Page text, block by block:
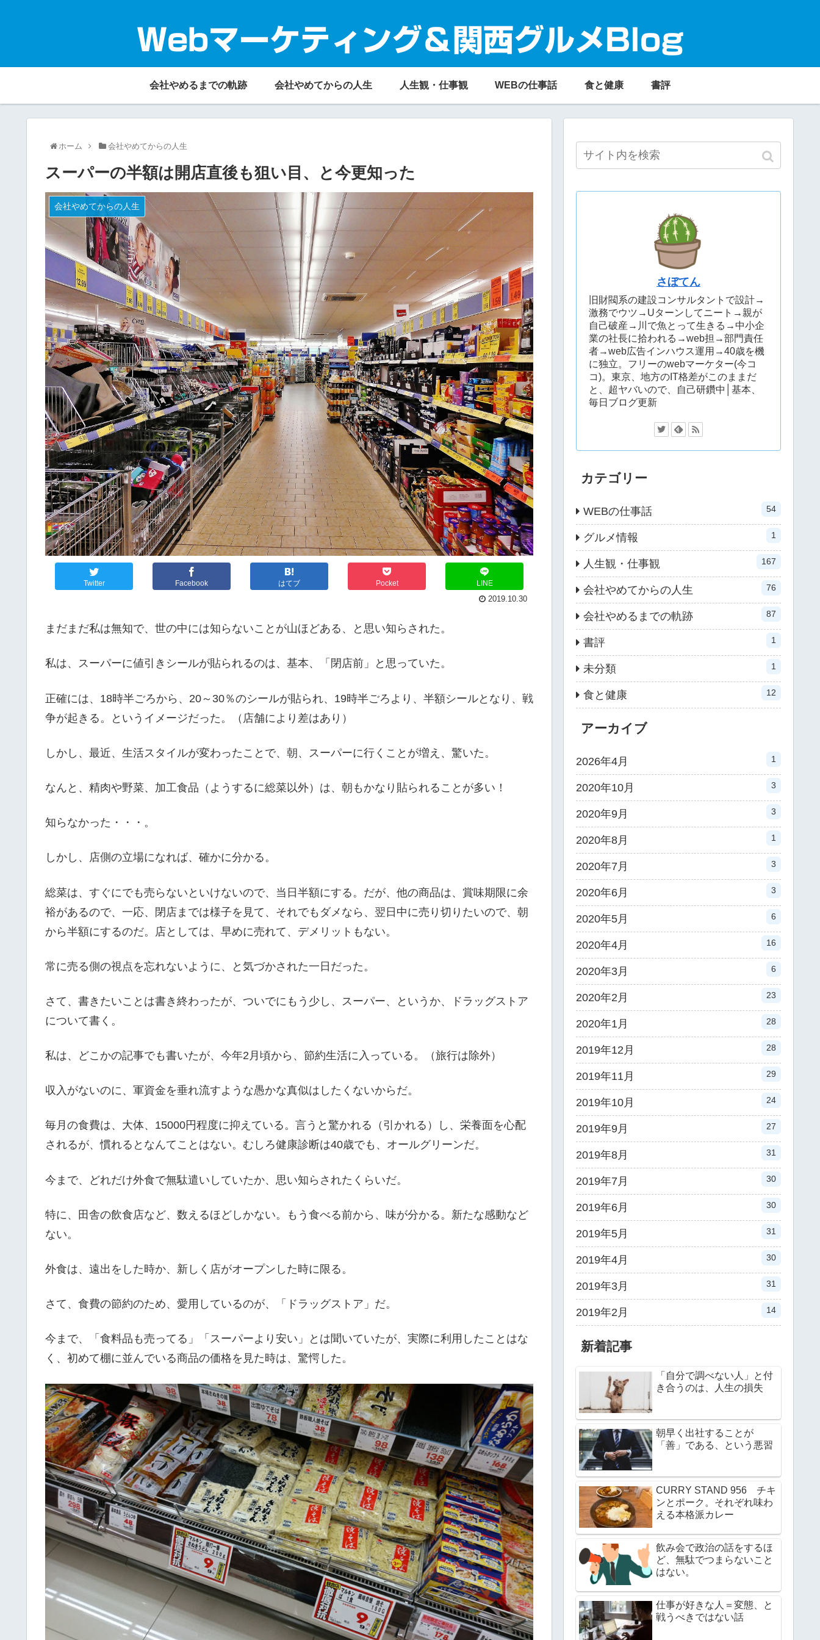
Webマーケティング＆関西グルメBlog
会社やめるまでの軌跡 会社やめてからの人生 人生観・仕事観 WEBの仕事話 食と健康 書評
ホーム 会社やめてからの人生
スーパーの半額は開店直後も狙い目、と今更知った
会社やめてからの人生
Twitter Facebook はてブ Pocket
LINE
2019.10.30
まだまだ私は無知で、世の中には知らないことが山ほどある、と思い知らされた。
私は、スーパーに値引きシールが貼られるのは、基本、「閉店前」と思っていた。
正確には、18時半ごろから、20～30％のシールが貼られ、19時半ごろより、半額シールとなり、戦
争が起きる。というイメージだった。（店舗により差はあり）
しかし、最近、生活スタイルが変わったことで、朝、スーパーに行くことが増え、驚いた。
なんと、精肉や野菜、加工食品（ようするに総菜以外）は、朝もかなり貼られることが多い！
知らなかった・・・。
しかし、店側の立場になれば、確かに分かる。
総菜は、すぐにでも売らないといけないので、当日半額にする。だが、他の商品は、賞味期限に余
裕があるので、一応、閉店までは様子を見て、それでもダメなら、翌日中に売り切りたいので、朝
から半額にするのだ。店としては、早めに売れて、デメリットもない。
常に売る側の視点を忘れないように、と気づかされた一日だった。
さて、書きたいことは書き終わったが、ついでにもう少し、スーパー、というか、ドラッグストア
について書く。
私は、どこかの記事でも書いたが、今年2月頃から、節約生活に入っている。（旅行は除外）
収入がないのに、軍資金を垂れ流すような愚かな真似はしたくないからだ。
毎月の食費は、大体、15000円程度に抑えている。言うと驚かれる（引かれる）し、栄養面を心配
されるが、慣れるとなんてことはない。むしろ健康診断は40歳でも、オールグリーンだ。
今まで、どれだけ外食で無駄遣いしていたか、思い知らされたくらいだ。
特に、田舎の飲食店など、数えるほどしかない。もう食べる前から、味が分かる。新たな感動など
ない。
外食は、遠出をした時か、新しく店がオープンした時に限る。
さて、食費の節約のため、愛用しているのが、「ドラッグストア」だ。
今まで、「食料品も売ってる」「スーパーより安い」とは聞いていたが、実際に利用したことはな
く、初めて棚に並んでいる商品の価格を見た時は、驚愕した。
さぼてん
旧財閥系の建設コンサルタントで設計→
激務でウツ→Uターンしてニート→親が
自己破産→川で魚とって生きる→中小企
業の社長に拾われる→web担→部門責任
者→web広告インハウス運用→40歳を機
に独立。フリーのwebマーケター(今コ
コ)。東京、地方のIT格差がこのままだ
と、超ヤバいので、自己研鑽中│基本、
毎日ブログ更新
カテゴリー
WEBの仕事話 54
グルメ情報 1
人生観・仕事観 167
会社やめてからの人生 76
会社やめるまでの軌跡 87
書評 1
未分類 1
食と健康 12
アーカイブ
2026年4月 1
2020年10月 3
2020年9月 3
2020年8月 1
2020年7月 3
2020年6月 3
2020年5月 6
2020年4月 16
2020年3月 6
2020年2月 23
2020年1月 28
2019年12月 28
2019年11月 29
2019年10月 24
2019年9月 27
2019年8月 31
2019年7月 30
2019年6月 30
2019年5月 31
2019年4月 30
2019年3月 31
2019年2月 14
新着記事
「自分で調べない人」と付
き合うのは、人生の損失
朝早く出社することが
「善」である、という悪習
CURRY STAND 956 チキ
ンとポーク。それぞれ味わ
える本格派カレー
飲み会で政治の話をするほ
ど、無駄でつまらないこと
はない。
仕事が好きな人＝変態、と
戦うべきではない話